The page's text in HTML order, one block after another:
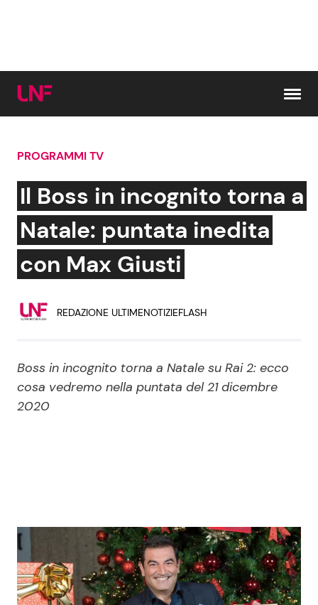
Cerca:
News e Cronaca
Attualità Italiana
Persone Scomparse
Politica
Gossip e TV
Bellezze VIP
Programmi TV
News Cinema
News Musica
News dal mondo
PROGRAMMI TV
Il Boss in incognito torna a
Natale: puntata inedita
con Max Giusti
REDAZIONE ULTIMENOTIZIEFLASH
Boss in incognito torna a Natale su Rai 2: ecco
cosa vedremo nella puntata del 21 dicembre
2020